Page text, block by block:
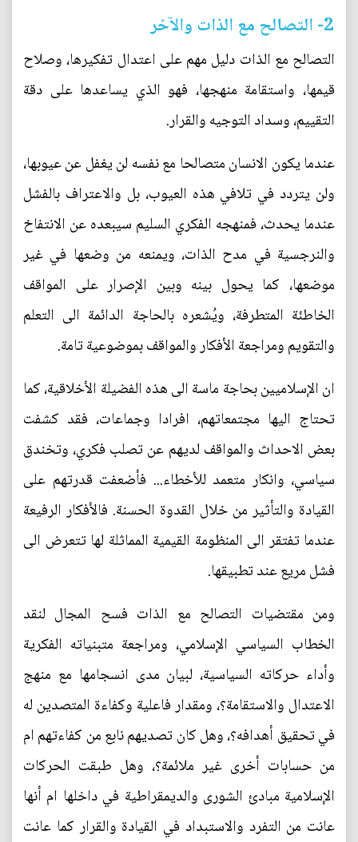
2- التصالح مع الذات والآخر
التصالح مع الذات دليل مهم على اعتدال تفكيرها، وصلاح
قيمها، واستقامة منهجها، فهو الذي يساعدها على دقة
التقييم، وسداد التوجيه والقرار.
عندما يكون الانسان متصالحا مع نفسه لن يغفل عن عيوبها،
ولن يتردد في تلافي هذه العيوب، بل والاعتراف بالفشل
عندما يحدث، فمنهجه الفكري السليم سيبعده عن الانتفاخ
والنرجسية في مدح الذات، ويمنعه من وضعها في غير
موضعها، كما يحول بينه وبين الإصرار على المواقف
الخاطئة المتطرفة، ويُشعره بالحاجة الدائمة الى التعلم
والتقويم ومراجعة الأفكار والمواقف بموضوعية تامة.
ان الإسلاميين بحاجة ماسة الى هذه الفضيلة الأخلاقية، كما
تحتاج اليها مجتمعاتهم، افرادا وجماعات، فقد كشفت
بعض الاحداث والمواقف لديهم عن تصلب فكري، وتخندق
سياسي، وانكار متعمد للأخطاء... فأضعفت قدرتهم على
القيادة والتأثير من خلال القدوة الحسنة. فالأفكار الرفيعة
عندما تفتقر الى المنظومة القيمية المماثلة لها تتعرض الى
فشل مريع عند تطبيقها.
ومن مقتضيات التصالح مع الذات فسح المجال لنقد
الخطاب السياسي الإسلامي، ومراجعة متبنياته الفكرية
وأداء حركاته السياسية، لبيان مدى انسجامها مع منهج
الاعتدال والاستقامة؟، ومقدار فاعلية وكفاءة المتصدين له
في تحقيق أهدافه؟، وهل كان تصديهم نابع من كفاءتهم ام
من حسابات أخرى غير ملائمة؟، وهل طبقت الحركات
الإسلامية مبادئ الشورى والديمقراطية في داخلها ام أنها
عانت من التفرد والاستبداد في القيادة والقرار كما عانت